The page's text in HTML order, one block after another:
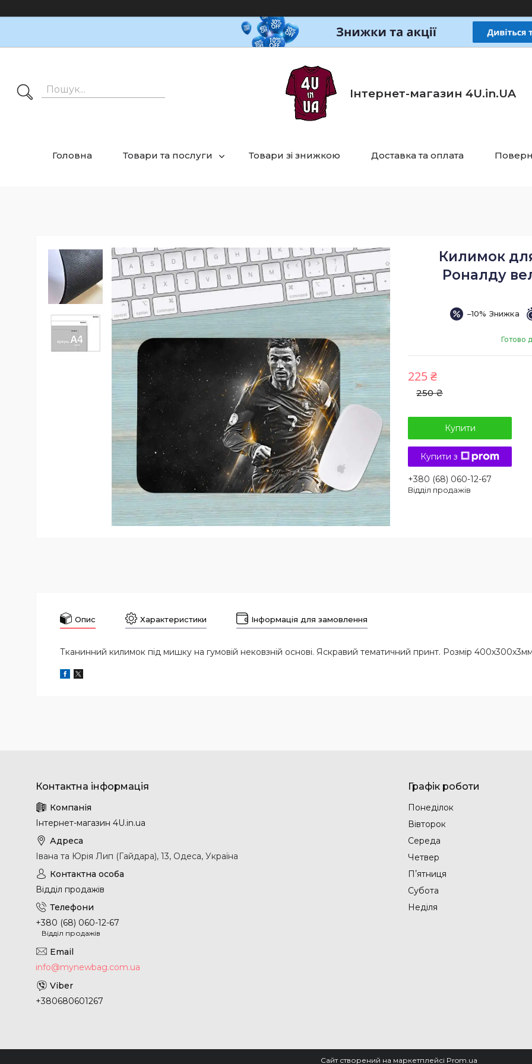
Інтернет-магазин 4U.in.UA
Головна Товари та послуги Товари зі знижкою Доставка та оплата
Килимок
Роналду
–10%
Готово
250 ₴
225 ₴
Купити
Купити з
+380 (68) 060-12-67
Відділ продажів
Опис Характеристики Інформація для замовлення
Тканинний килимок під мишку на гумовій нековзній основі. Яскравий тематичний принт. Розмір
Інтернет-магазин 4U.in.ua
Івана та Юрія Лип (Гайдара), 13, Одеса, Україна
Відділ продажів
+380 (68) 060-12-67
Відділ продажів
info@mynewbag.com.ua
+380680601267
Графік роботи
Понеділок
Вівторок
Середа
Четвер
Пʼятниця
Субота
Неділя
Сайт створений на маркетплейсі Prom.ua